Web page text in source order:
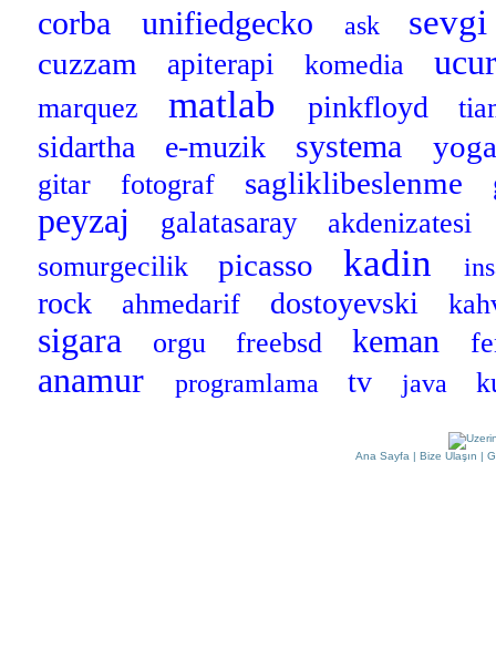
corba unifiedgecko ask sevgi
cuzzam apiterapi komedia
marquez matlab pinkfloyd
sidartha e-muzik systema
gitar fotograf sagliklibeslenme
peyzaj galatasaray
akdenizatesi
somurgecilik
picasso kadin
rock ahmedarif dostoyevski
sigara orgu freebsd keman
anamur programlama tv java
Ana Sayfa | Bize Ulaşın |